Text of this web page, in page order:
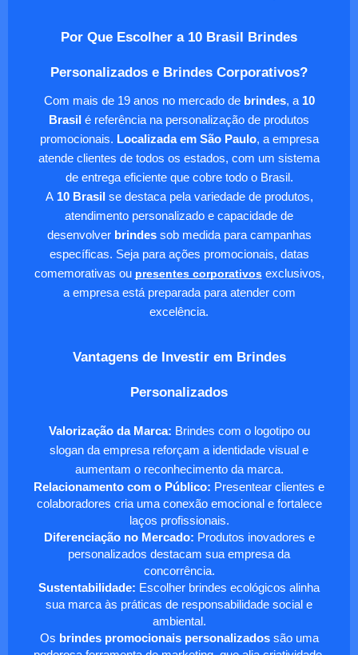
Por Que Escolher a 10 Brasil Brindes
Personalizados e Brindes Corporativos?
Com mais de 19 anos no mercado de brindes, a 10
Brasil é referência na personalização de produtos
promocionais. Localizada em São Paulo, a empresa
atende clientes de todos os estados, com um sistema
de entrega eficiente que cobre todo o Brasil.
A10 Brasil se destaca pela variedade de produtos,
atendimento personalizado e capacidade de
desenvolver brindessob medida para campanhas
específicas. Seja para ações promocionais, datas
comemorativas ou presentes corporativosexclusivos,
a empresa está preparada para atender com
excelência.
Vantagens de Investir em Brindes
Personalizados
Valorização da Marca: Brindes com o logotipo ou
slogan da empresa reforçam a identidade visual e
aumentam o reconhecimento da marca.
Relacionamento com o Público: Presentear clientes e
colaboradores cria uma conexão emocional e fortalece
laços profissionais.
Diferenciação no Mercado: Produtos inovadores e
personalizados destacam sua empresa da
concorrência.
Sustentabilidade: Escolher brindes ecológicos alinha
sua marca às práticas de responsabilidade social e
ambiental.
Os brindes promocionais personalizadossão uma